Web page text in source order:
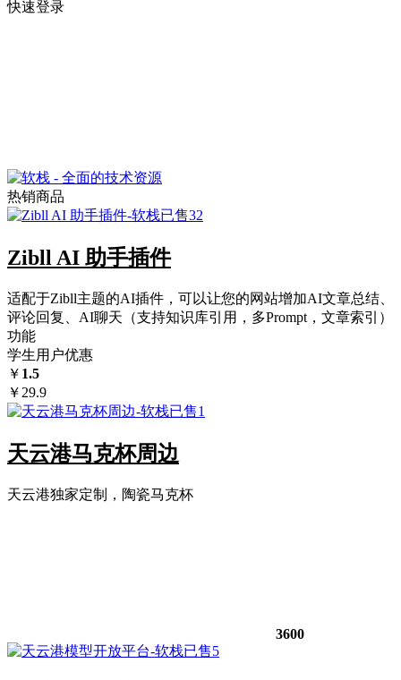
快速登录
热销商品
已售32
Zibll AI 助手插件
适配于Zibll主题的AI插件，可以让您的网站增加AI文章总结、
评论回复、AI聊天（支持知识库引用，多Prompt，文章索引）
功能
学生用户优惠
￥ 1.5
￥ 29.9
已售1
天云港马克杯周边
天云港独家定制，陶瓷马克杯
3600
已售5